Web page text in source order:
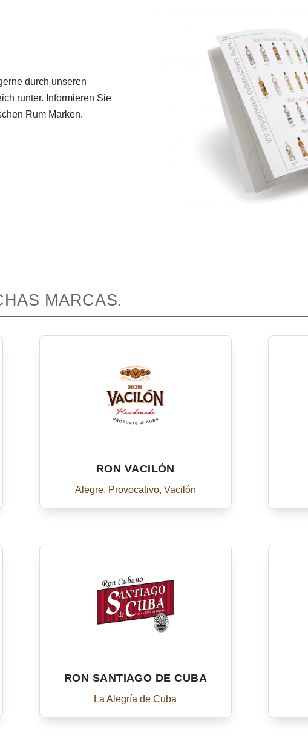
durch unseren
runter. Informieren Sie
Rum Marken.
MARCAS.
RON VACILÓN
Alegre, Provocativo, Vacilón
RON SANTIAGO DE CUBA
La Alegría de Cuba